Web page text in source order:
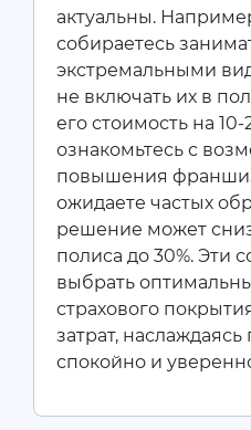
актуальны.
собираетесь
экстремальными
не включать их в
его стоимость на
ознакомьтесь с
повышения
ожидаете частых
решение может
полиса до 30%. Эти
выбрать
страхового
затрат,
спокойно и